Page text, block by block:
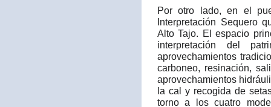
Por otro lado, en el
Interpretación Sequero
Alto Tajo. El espacio
interpretación del
aprovechamientos
carboneo, resinación,
aprovechamientos
la cal y recogida de
torno a los cuatro